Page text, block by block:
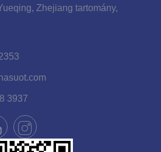
Zhejiang tartomány,
3937